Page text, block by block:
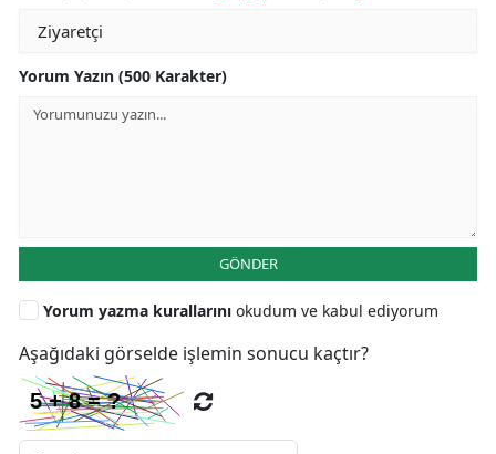
Yorum Yazın (500 Karakter)
GÖNDER
Yorum yazma kurallarını okudum ve kabul ediyorum
Aşağıdaki görselde işlemin sonucu kaçtır?